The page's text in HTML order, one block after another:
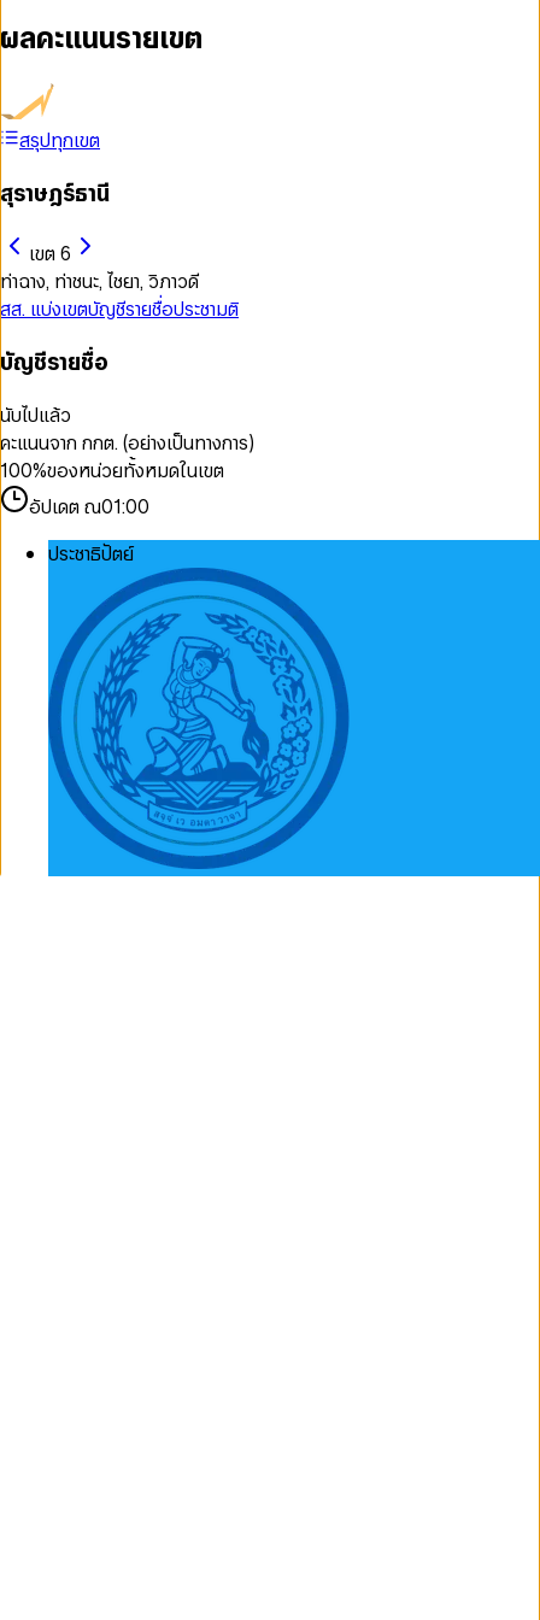
ผลคะแนนรายเขต
สรุปทุกเขต
สุราษฎร์ธานี
เขต 6
ท่าฉาง, ท่าชนะ, ไชยา, วิภาวดี
สส. แบ่งเขตบัญชีรายชื่อประชามติ
บัญชีรายชื่อ
นับไปแล้ว
คะแนนจาก กกต. (อย่างเป็นทางการ)
100%ของหน่วยทั้งหมดในเขต
อัปเดต ณ01:00
ประชาธิปัตย์